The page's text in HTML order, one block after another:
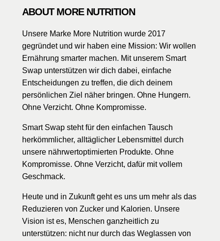
ABOUT MORE NUTRITION
Unsere Marke More Nutrition wurde 2017
gegründet und wir haben eine Mission: Wir wollen
Ernährung smarter machen. Mit unserem Smart
Swap unterstützen wir dich dabei, einfache
Entscheidungen zu treffen, die dich deinem
persönlichen Ziel näher bringen. Ohne Hungern.
Ohne Verzicht. Ohne Kompromisse.
Smart Swap steht für den einfachen Tausch
herkömmlicher, alltäglicher Lebensmittel durch
unsere nährwertoptimierten Produkte. Ohne
Kompromisse. Ohne Verzicht, dafür mit vollem
Geschmack.
Heute und in Zukunft geht es uns um mehr als das
Reduzieren von Zucker und Kalorien. Unsere
Vision ist es, Menschen ganzheitlich zu
unterstützen: nicht nur durch das Weglassen von